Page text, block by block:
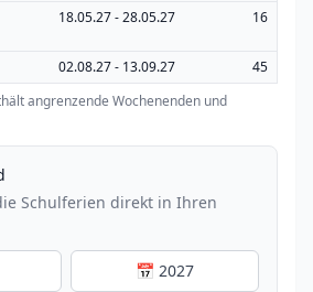
18.05.27 - 28.05.27 16
02.08.27 - 13.09.27
45
angrenzende Wochenenden und
Schulferien direkt in Ihren
📅 2027